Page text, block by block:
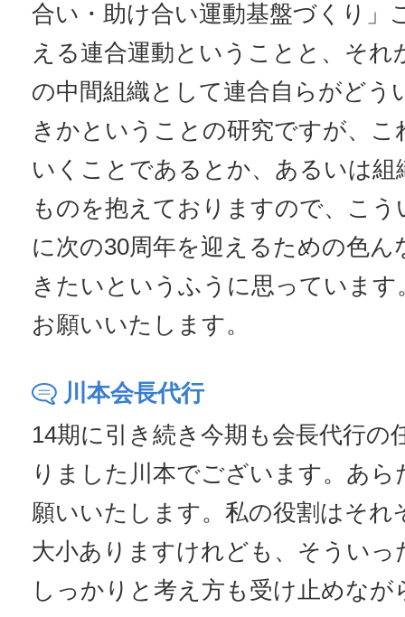
合い・助け合い運動基盤づくり」
える連合運動ということと、それ
の中間組織として連合自らがどう
きかということの研究ですが、こ
いくことであるとか、あるいは組
ものを抱えておりますので、こ
に次の30周年を迎えるための色ん
きたいというふうに思っていま
お願いいたします。
川本会長代行
14期に引き続き今期も会長代行の
りました川本でございます。あ
願いいたします。私の役割はそれ
大小ありますけれども、そういっ
しっかりと考え方も受け止めなが